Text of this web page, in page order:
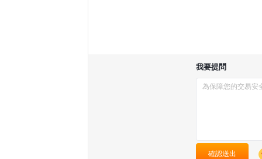
我要提問
確認送出